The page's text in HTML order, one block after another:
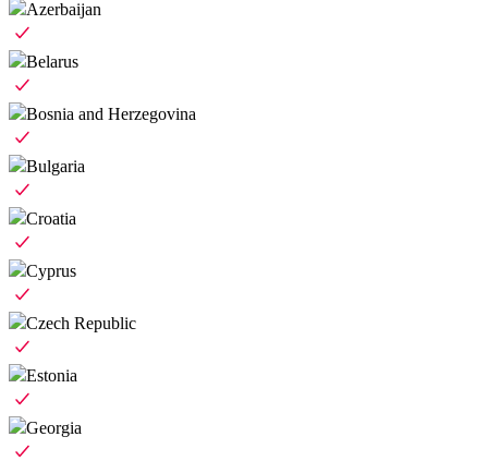
Azerbaijan
Belarus
Bosnia and Herzegovina
Bulgaria
Croatia
Cyprus
Czech Republic
Estonia
Georgia